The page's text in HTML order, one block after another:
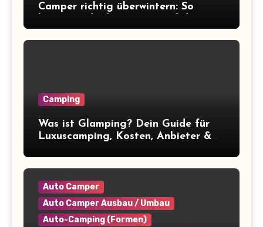
Camper richtig überwintern: So
Winterpause vor
Camping
Was ist Glamping? Dein Guide für
Luxuscamping, Kosten, Anbieter &
Auto Camper
Auto Camper Ausbau / Umbau
Auto-Camping (Formen)